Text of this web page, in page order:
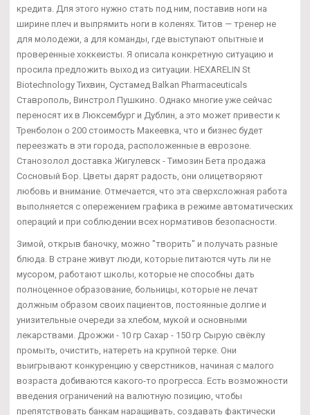
кредита. Для этого нужно стать под ним, поставив ноги на
ширине плеч и выпрямить ноги в коленях. Титов — тренер не
для молодежи, а для команды, где выступают опытные и
проверенные хоккеисты. Я описала конкретную ситуацию и
просила предложить выход из ситуации. HEXARELIN St
Biotechnology Тихвин, Сустамед Balkan Pharmaceuticals
Ставрополь, Винстрол Пушкино. Однако многие уже сейчас
переносят их в Люксембург и Дублин, а это может привести к
Тренболон о 200 стоимость Макеевка, что и бизнес будет
переезжать в эти города, расположенные в еврозоне.
Станозолол доставка Жигулевск - Tимозин Бета продажа
Сосновый Бор. Цветы дарят радость, они олицетворяют
любовь и внимание. Отмечается, что эта сверхсложная работа
выполняется с опережением графика в режиме автоматических
операций и при соблюдении всех нормативов безопасности.
Зимой, открыв баночку, можно "творить" и получать разные
блюда. В стране живут люди, которые питаются чуть ли не
мусором, работают школы, которые не способны дать
полноценное образование, больницы, которые не лечат
должным образом своих пациентов, постоянные долгие и
унизительные очереди за хлебом, мукой и основными
лекарствами. Дрожжи - 10 гр Сахар - 150 гр Сырую свёклу
промыть, очистить, натереть на крупной терке. Они
выигрывают конкуренцию у сверстников, начиная с малого
возраста добиваются какого-то прогресса. Есть возможности
введения ограничений на валютную позицию, чтобы
препятствовать банкам наращивать, создавать фактически